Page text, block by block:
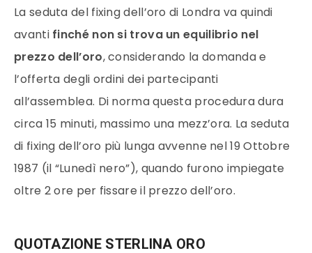
La seduta del fixing dell’oro di Londra va quindi
avantifinché non si trova un equilibrio nel
prezzo dell’oro, considerando la domanda e
l’offerta degli ordini dei partecipanti
all’assemblea. Di norma questa procedura dura
circa 15 minuti, massimo una mezz’ora. La seduta
di fixing dell’oro più lunga avvenne nel 19 Ottobre
1987 (il “Lunedì nero”), quando furono impiegate
oltre 2ore per fissare il prezzo dell’oro.
QUOTAZIONE STERLINA ORO